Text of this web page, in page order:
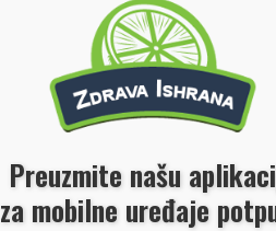
Preuzmite našu
za mobilne uređaje